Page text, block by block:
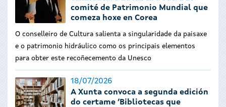
comité de Patrimonio Mundial que
comeza hoxe en Corea
O conselleiro de Cultura salienta a singularidade da paisaxe
e o patrimonio hidráulico como os principais elementos
para obter este recoñecemento da Unesco
18/07/2026
A Xunta convoca a segunda edición
do certame ‘Bibliotecas que